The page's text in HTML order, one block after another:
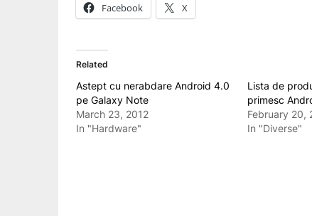
Facebook X
Related
Astept cu nerabdare Android 4.0
pe Galaxy Note
March 23, 2012
In "Hardware"
Lista de
primesc
February 20,
In "Diverse"